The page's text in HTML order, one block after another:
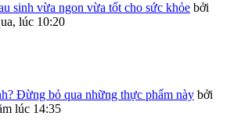
sinh vừa ngon vừa tốt cho sức khỏe bởi
lúc 10:20
Đừng bỏ qua những thực phẩm này bởi
lúc 14:35